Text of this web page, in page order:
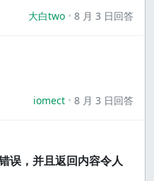
大白two 8 月 3 日回答
iomect 8 月 3 日回答
误，并且返回内容令人